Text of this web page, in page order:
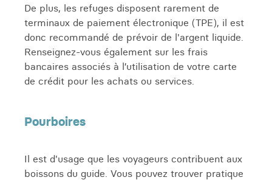
De plus, les refuges disposent rarement de
terminaux de paiement électronique (TPE), il est
donc recommandé de prévoir de l'argent liquide.
Renseignez-vous également sur les frais
bancaires associés à l’utilisation de votre carte
de crédit pour les achats ou services.
Pourboires
Il est d'usage que les voyageurs contribuent aux
boissons du guide. Vous pouvez trouver pratique